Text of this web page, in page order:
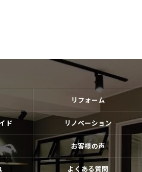
リフォーム
ド リノベーション
お客様の声
よくある質問